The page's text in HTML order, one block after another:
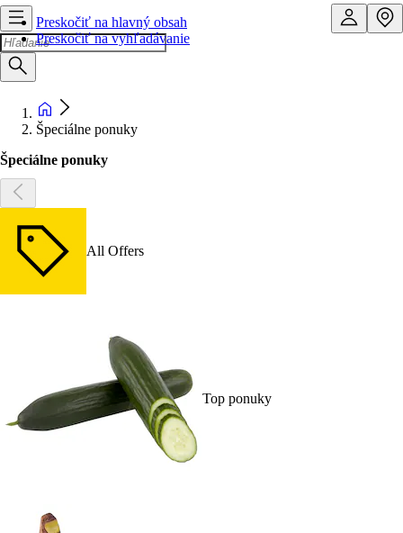
Preskočiť na hlavný obsah
Preskočiť na vyhľadávanie
Špeciálne ponuky
Špeciálne ponuky
All Offers
Top ponuky